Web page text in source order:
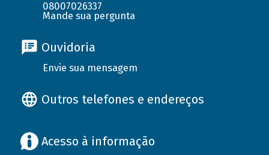
08007026337
Mande sua pergunta
Ouvidoria
Envie sua mensagem
Outros telefones e endereços
Acesso à informação